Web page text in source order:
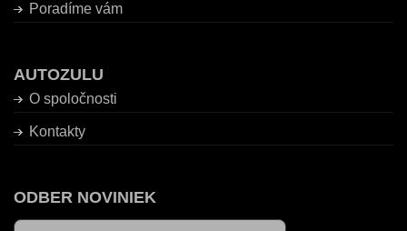
Poradíme vám
AUTOZULU
O spoločnosti
Kontakty
ODBER NOVINIEK